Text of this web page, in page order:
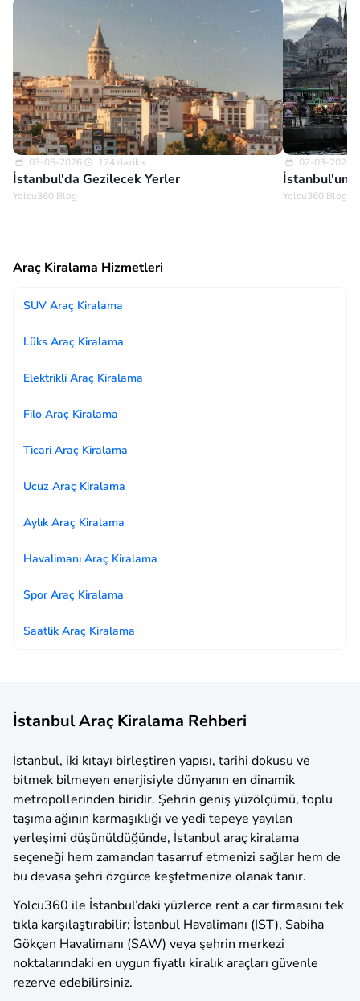
03-05-2026 124 dakika
İstanbul'da Gezilecek Yerler
Yolcu360 Blog
02-03-2026
İstanbul'un
Yolcu360 Blog
Araç Kiralama Hizmetleri
SUV Araç Kiralama
Lüks Araç Kiralama
Elektrikli Araç Kiralama
Filo Araç Kiralama
Ticari Araç Kiralama
Ucuz Araç Kiralama
Aylık Araç Kiralama
Havalimanı Araç Kiralama
Spor Araç Kiralama
Saatlik Araç Kiralama
İstanbul Araç Kiralama Rehberi
İstanbul, iki kıtayı birleştiren yapısı, tarihi dokusu ve
bitmek bilmeyen enerjisiyle dünyanın en dinamik
metropollerinden biridir. Şehrin geniş yüzölçümü, toplu
taşıma ağının karmaşıklığı ve yedi tepeye yayılan
yerleşimi düşünüldüğünde, İstanbul araç kiralama
seçeneği hem zamandan tasarruf etmenizi sağlar hem de
bu devasa şehri özgürce keşfetmenize olanak tanır.
Yolcu360 ile İstanbul’daki yüzlerce rent a car firmasını tek
tıkla karşılaştırabilir; İstanbul Havalimanı (IST), Sabiha
Gökçen Havalimanı (SAW) veya şehrin merkezi
noktalarındaki en uygun fiyatlı kiralık araçları güvenle
rezerve edebilirsiniz.